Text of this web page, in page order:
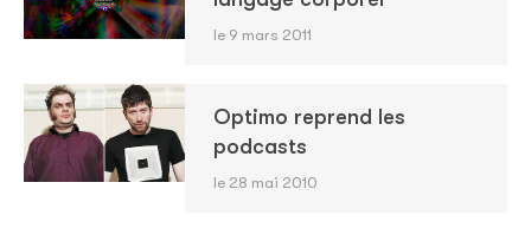
le 9 mars 2011
Optimo reprend les
podcasts
le 28 mai 2010